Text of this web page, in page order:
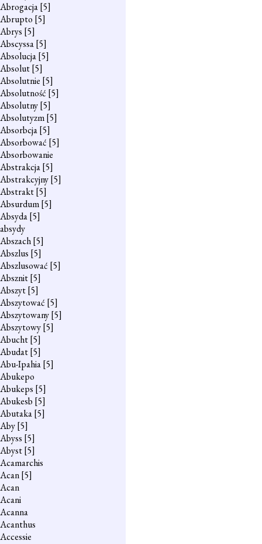
Abrogacja[5]
Abrupto [5]
Abrys [5]
Abscyssa[5]
Absolucja[5]
Absolut[5]
Absolutnie [5]
Absolutność [5]
Absolutny[5]
Absolutyzm[5]
Absorbcja[5]
Absorbować [5]
Absorbowanie
Abstrakcja[5]
Abstrakcyjny[5]
Abstrakt[5]
Absurdum[5]
Absyda[5]
absydy
Abszach[5]
Abszlus [5]
Abszlusować [5]
Absznit[5]
Abszyt[5]
Abszytować [5]
Abszytowany[5]
Abszytowy[5]
Abucht[5]
Abudat[5]
Abu-Ipahia[5]
Abukepo
Abukeps [5]
Abukesb [5]
Abutaka[5]
Aby[5]
Abyss [5]
Abyst[5]
Acamarchis
Acan[5]
Acan
Acani
Acanna
Acanthus
Accessie